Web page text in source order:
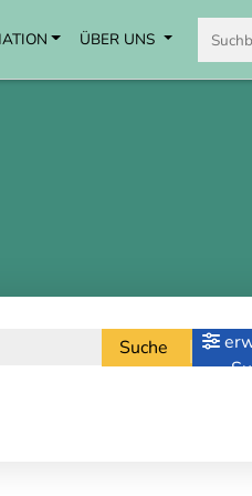
ÜBER UNS
Suche